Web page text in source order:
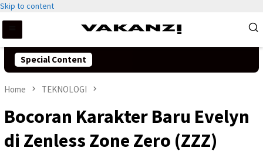
Skip to content
Special Content
Home TEKNOLOGI
Bocoran Karakter Baru Evelyn
di Zenless Zone Zero (ZZZ)